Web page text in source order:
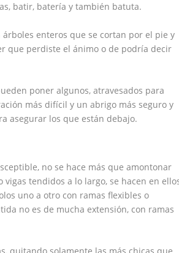
batir, batería y también batuta.
enteros que se cortan por el pie y
que perdiste el ánimo o de podría decir
poner algunos, atravesados para
más difícil y un abrigo más seguro y
asegurar los que están debajo.
no se hace más que amontonar
tendidos a lo largo, se hacen en
uno a otro con ramas flexibles o
no es de mucha extensión, con ramas